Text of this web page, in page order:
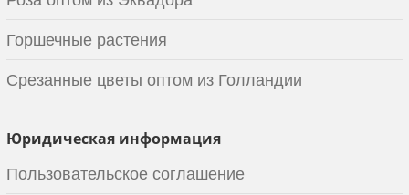
Горшечные растения
Срезанные цветы оптом из Голландии
Юридическая информация
Пользовательское соглашение